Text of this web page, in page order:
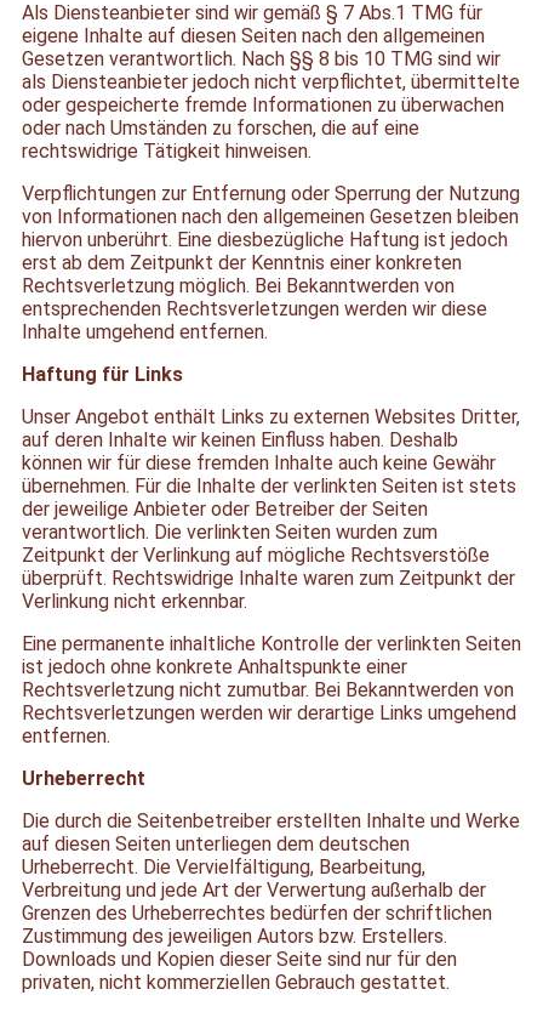
Als Diensteanbieter sind wir gemäß § 7 Abs.1 TMG für
eigene Inhalte auf diesen Seiten nach den allgemeinen
Gesetzen verantwortlich. Nach §§ 8 bis 10 TMG sind wir
als Diensteanbieter jedoch nicht verpflichtet, übermittelte
oder gespeicherte fremde Informationen zu überwachen
oder nach Umständen zu forschen, die auf eine
rechtswidrige Tätigkeit hinweisen.
Verpflichtungen zur Entfernung oder Sperrung der Nutzung
von Informationen nach den allgemeinen Gesetzen bleiben
hiervon unberührt. Eine diesbezügliche Haftung ist jedoch
erst ab dem Zeitpunkt der Kenntnis einer konkreten
Rechtsverletzung möglich. Bei Bekanntwerden von
entsprechenden Rechtsverletzungen werden wir diese
Inhalte umgehend entfernen.
Haftung für Links
Unser Angebot enthält Links zu externen Websites Dritter,
auf deren Inhalte wir keinen Einfluss haben. Deshalb
können wir für diese fremden Inhalte auch keine Gewähr
übernehmen. Für die Inhalte der verlinkten Seiten ist stets
der jeweilige Anbieter oder Betreiber der Seiten
verantwortlich. Die verlinkten Seiten wurden zum
Zeitpunkt der Verlinkung auf mögliche Rechtsverstöße
überprüft. Rechtswidrige Inhalte waren zum Zeitpunkt der
Verlinkung nicht erkennbar.
Eine permanente inhaltliche Kontrolle der verlinkten Seiten
ist jedoch ohne konkrete Anhaltspunkte einer
Rechtsverletzung nicht zumutbar. Bei Bekanntwerden von
Rechtsverletzungen werden wir derartige Links umgehend
entfernen.
Urheberrecht
Die durch die Seitenbetreiber erstellten Inhalte und Werke
auf diesen Seiten unterliegen dem deutschen
Urheberrecht. Die Vervielfältigung, Bearbeitung,
Verbreitung und jede Art der Verwertung außerhalb der
Grenzen des Urheberrechtes bedürfen der schriftlichen
Zustimmung des jeweiligen Autors bzw. Erstellers.
Downloads und Kopien dieser Seite sind nur für den
privaten, nicht kommerziellen Gebrauch gestattet.